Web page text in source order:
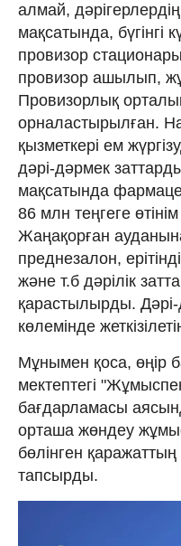
алмай,
мақсатында, бүгінгі
провизор
провизор ашылып,
Провизорлық
орналастырылған.
қызметкері ем
дәрі-дәрмек
мақсатында
86 млн теңгеге
Жаңақорған
преднезалон,
және т.б дәрілік
қарастылырды. Дәрі-
көлемінде
Мұнымен қоса, өңір
мектептегі
бағдарламасы
орташа жөндеу
бөлінген
тапсырды.